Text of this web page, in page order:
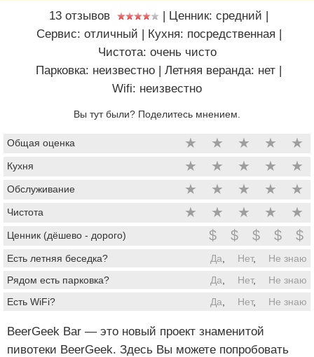
13 отзывов | Ценник: средний |
Сервис: отличный | Кухня: посредственная |
Чистота: очень чисто
Парковка: неизвестно | Летняя веранда: нет |
Wifi: неизвестно
Вы тут были? Поделитесь мнением.
Общая оценка ★ ★ ★ ★ ★
Кухня ★ ★ ★ ★ ★
Обслуживание ★ ★ ★ ★ ★
Чистота ★ ★ ★ ★ ★
Ценник (дёшево - дорого) $ $ $ $ $
Есть летняя беседка? Да Нет,
Не знаю
Рядом есть парковка?
Да Нет,
Не знаю
Есть WiFi?
Да Нет, Не знаю
BeerGeek Bar — это новый проект знаменитой
пивотеки BeerGeek. Здесь Вы можете попробовать